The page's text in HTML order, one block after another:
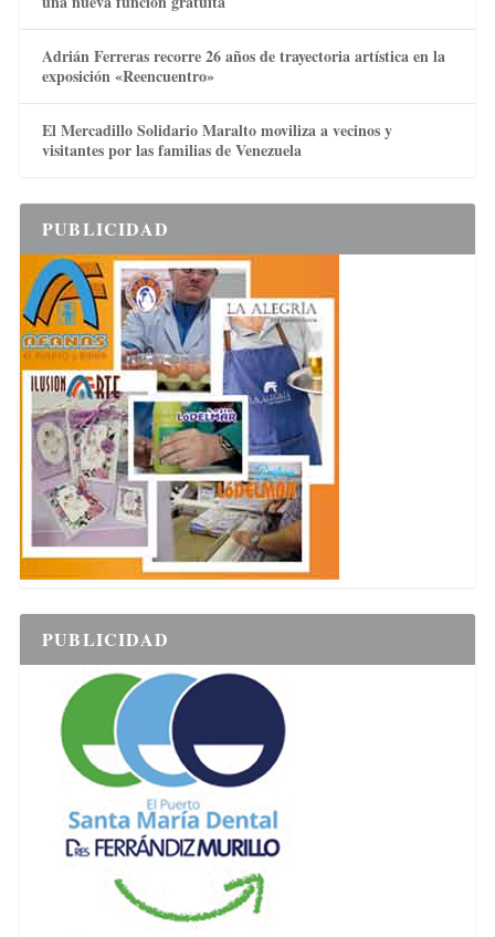
Adrián Ferreras recorre 26 años de trayectoria artística en la
exposición «Reencuentro»
El Mercadillo Solidario Maralto moviliza a vecinos y
visitantes por las familias de Venezuela
PUBLICIDAD
PUBLICIDAD